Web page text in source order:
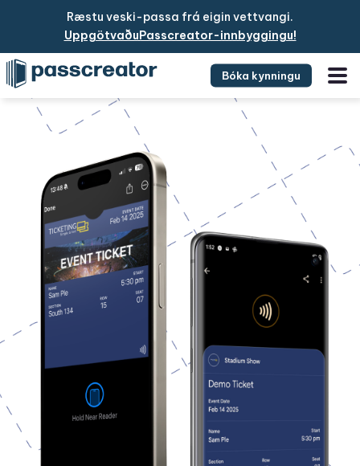
Ræstu veski-passa frá eigin vettvangi.
UppgötvaðuPasscreator-innbyggingu!
Bóka kynningu